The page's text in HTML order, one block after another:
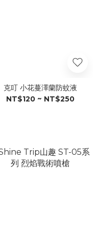
克叮 小花蔓澤蘭防蚊液
NT$120 ~ NT$250